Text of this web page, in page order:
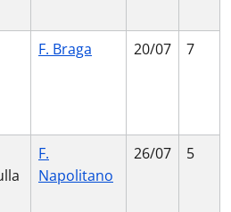
F. Braga 20/07 7
F.
Napolitano
26/07 5